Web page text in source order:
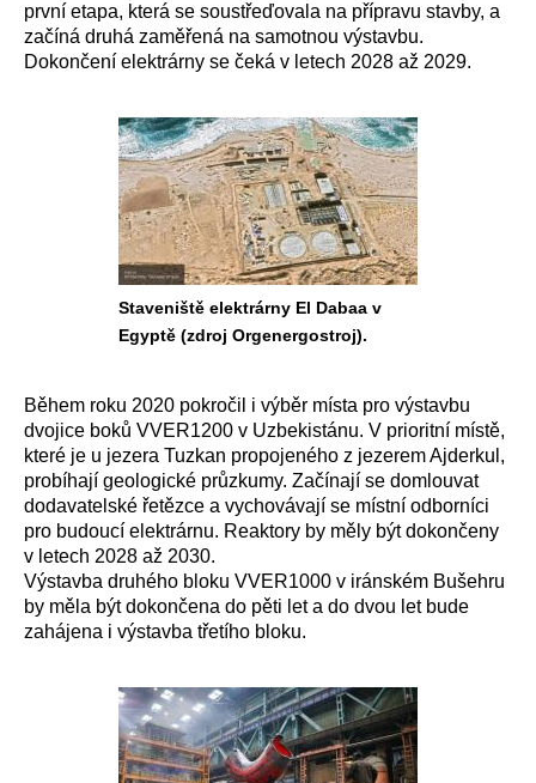
první etapa, která se soustřeďovala na přípravu stavby, a
začíná druhá zaměřená na samotnou výstavbu.
Dokončení elektrárny se čeká v letech 2028 až 2029.
Staveniště elektrárny El Dabaa v
Egyptě (zdroj Orgenergostroj).
Během roku 2020 pokročil i výběr místa pro výstavbu
dvojice boků VVER1200 v Uzbekistánu. V prioritní místě,
které je u jezera Tuzkan propojeného z jezerem Ajderkul,
probíhají geologické průzkumy. Začínají se domlouvat
dodavatelské řetězce a vychovávají se místní odborníci
pro budoucí elektrárnu. Reaktory by měly být dokončeny
v letech 2028 až 2030.
Výstavba druhého bloku VVER1000 v iránském Bušehru
by měla být dokončena do pěti let a do dvou let bude
zahájena i výstavba třetího bloku.